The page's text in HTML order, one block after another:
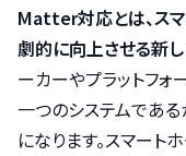
Matter対応とは、ス
劇的に向上させる新し
ーカーやプラットフォ
一つのシステムであ
になります。スマート